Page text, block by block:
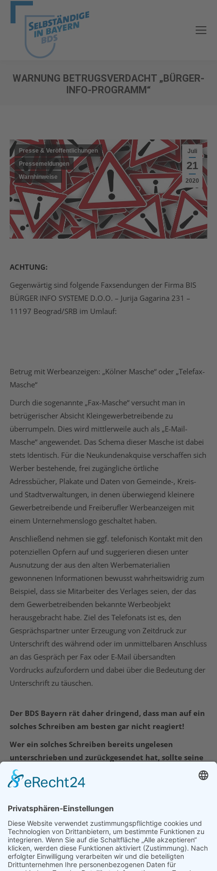
WARNUNG BETRUGSVERDACHT „BÜRGER-
INFO-PROGRAMM“
Juli
21
2020
Presse & Veröffentlichungen
Pressemeldungen
Warnhinweise
ACHTUNG:
Gegenwärtig sind folgende Faxsendungen der Firma BIS
BÜRGER INFO SYSTEME D.O.O. – Jurija Gagarina 231 –
11197 Beograd/SRB im Umlauf:
Betrug mit Werbeanzeigen: „Kölner Masche“ oder „Telefax-
Masche“
Durch die sogenannte „Fax-Masche“ versucht man in
betrügerischer Absicht Kleingewerbetreibende zu
überrumpeln. Dies wird mittlerweile auch als „E-Mail-
Masche“ angewendet. Das Schema dieser Masche ist dabei
stets Identisch. Für die Neukundenakquise verschaffen sich
Werber bestehende, frei zugängliche örtliche
Adressbücher, Plakate und Daten von Gemeinde-, Kreis-
und Stadtverwaltungen, in denen überwiegend kleinere
Gewerbetreibende und Freiberufler Werbeanzeigen mit
einem Unternehmenslogo geschaltet haben.
Anschließend nehmen sie ggf. telefonisch Kontakt mit den
potenziellen Opfern auf und suggerieren diesen unter
Ausnutzung der aus den alten Werbematerialien
gewonnenen Informationen bewusst wahrheitswidrig zum
Beispiel, dass sie Mitarbeiter des Verlages seien, der das
dem Gewerbetreibenden bekannte Werbeobjekt
herausgebracht habe. Ziel des Telefonats ist es, den
Gesprächspartner unter Erzeugung von Zeitdruck zur
Unterschrift des während oder im unmittelbaren Anschluss
an das Gespräch per Fax oder E-Mail übersandten
Vordrucks aufzufordern und dabei über die Bedeutung der
Unterschrift zu täuschen.
Der BDS Bayern rät daher dringend, dass man auf ein
solches Schreiben am besten gar nicht reagiert!
Wer ein solches Schreiben bereits ungelesen
unterschrieben und zurückgesendet hat, sollte seine
Erklärung aber wegen arglistiger Täuschung
anfechten.
21. Juli 2020